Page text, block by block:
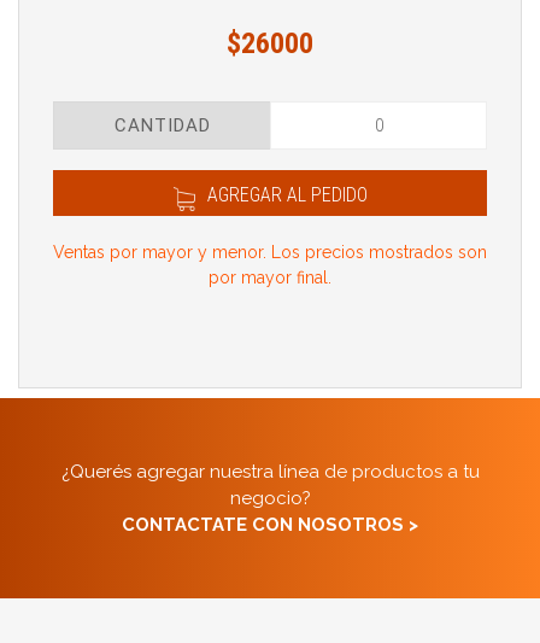
$26000
CANTIDAD
AGREGAR AL PEDIDO
Ventas por mayor y menor. Los precios mostrados son
por mayor final.
¿Querés agregar nuestra línea de productos a tu
negocio?
CONTACTATE CON NOSOTROS >